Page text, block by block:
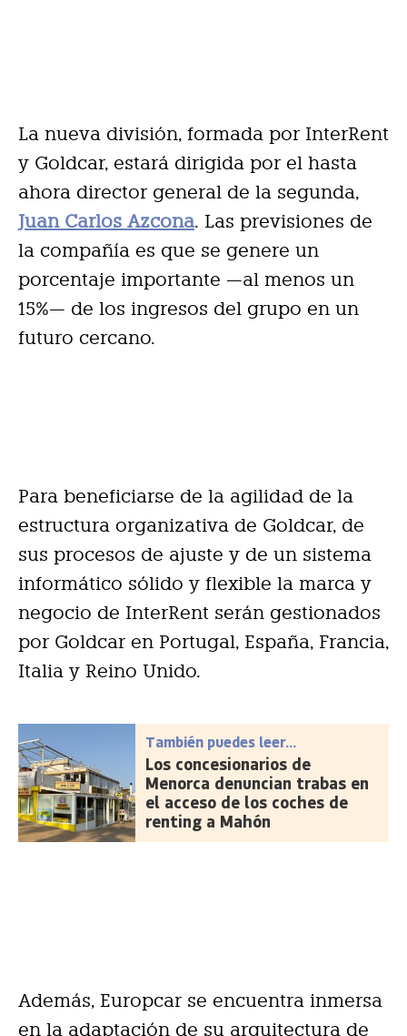
La nueva división, formada por InterRent
y Goldcar, estará dirigida por el hasta
ahora director general de la segunda,
Juan Carlos Azcona. Las previsiones de
la compañía es que se genere un
porcentaje importante —al menos un
15%— de los ingresos del grupo en un
futuro cercano.
Para beneficiarse de la agilidad de la
estructura organizativa de Goldcar, de
sus procesos de ajuste y de un sistema
informático sólido y flexible la marca y
negocio de InterRent serán gestionados
por Goldcar en Portugal, España, Francia,
Italia y Reino Unido.
También puedes leer...
Los concesionarios de
Menorca denuncian trabas en
el acceso de los coches de
renting a Mahón
Además, Europcar se encuentra inmersa
en la adaptación de su arquitectura de